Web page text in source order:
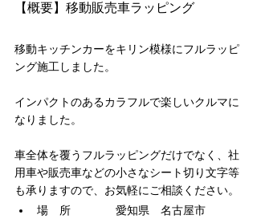
【概要】移動販売車ラッピング
移動キッチンカーをキリン模様にフルラッピ
ング施工しました。
インパクトのあるカラフルで楽しいクルマに
なりました。
車全体を覆うフルラッピングだけでなく、社
用車や販売車などの小さなシート切り文字等
も承りますので、お気軽にご相談ください。
場　所　　　　愛知県　名古屋市